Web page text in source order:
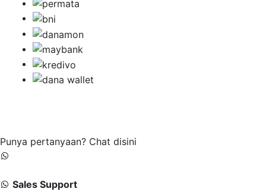
Punya pertanyaan? Chat disini
Sales Support